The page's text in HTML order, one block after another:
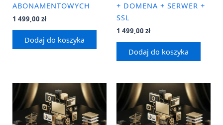
ABONAMENTOWYCH
1 499,00 zł
Dodaj do koszyka
+ DOMENA + SERWER +
SSL
1 499,00 zł
Dodaj do koszyka